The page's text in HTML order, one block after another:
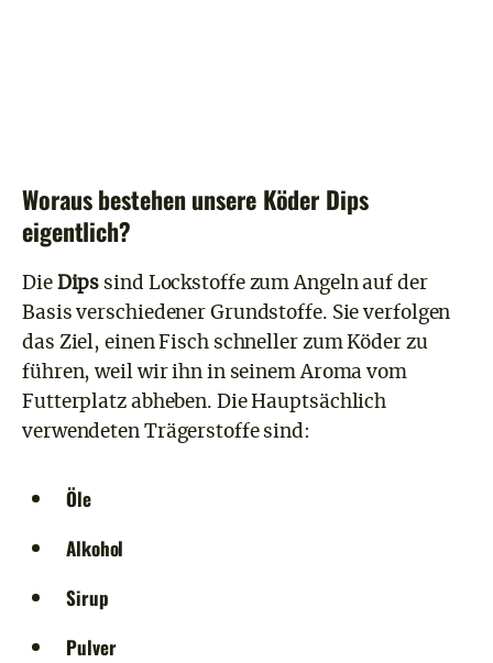
Woraus bestehen unsere Köder Dips
eigentlich?
Die Dips sind Lockstoffe zum Angeln auf der
Basis verschiedener Grundstoffe. Sie verfolgen
das Ziel, einen Fisch schneller zum Köder zu
führen, weil wir ihn in seinem Aroma vom
Futterplatz abheben. Die Hauptsächlich
verwendeten Trägerstoffe sind:
Öle
Alkohol
Sirup
Pulver